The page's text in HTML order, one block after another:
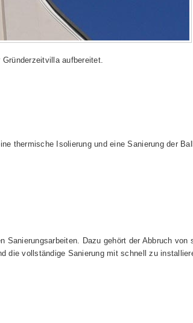
aufbereitet.
thermische Isolierung und eine Sanierung der
Sanierungsarbeiten. Dazu gehört der Abbruch von
die vollständige Sanierung mit schnell zu